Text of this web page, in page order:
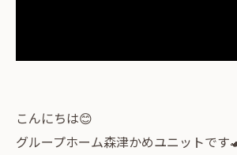
こんにちは😊
グループホーム森津かめユニットです